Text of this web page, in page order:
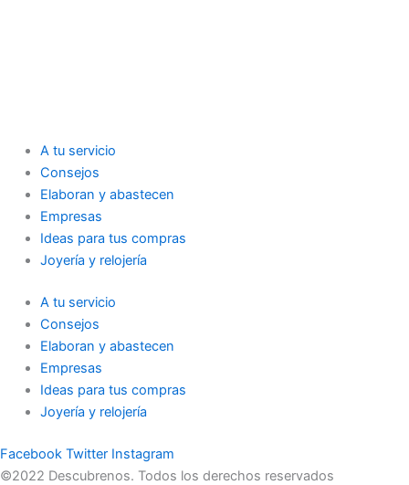
A tu servicio
Consejos
Elaboran y abastecen
Empresas
Ideas para tus compras
Joyería y relojería
A tu servicio
Consejos
Elaboran y abastecen
Empresas
Ideas para tus compras
Joyería y relojería
Facebook Twitter Instagram
©2022 Descubrenos. Todos los derechos reservados